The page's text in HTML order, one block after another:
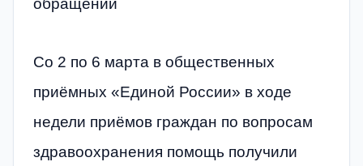
обращений
Со 2 по 6 марта в общественных
приёмных «Единой России» в ходе
недели приёмов граждан по вопросам
здравоохранения помощь получили